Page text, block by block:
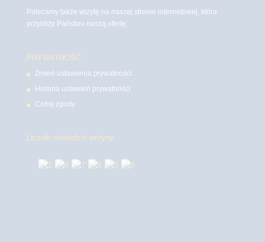
Polecamy także wizytę na naszej stronie internetowej, która
przybliży Państwu naszą ofertę.
PRYWATNOŚĆ
Zmień ustawienia prywatności
Historia ustawień prywatności
Cofnij zgody
Licznik odwiedzin witryny